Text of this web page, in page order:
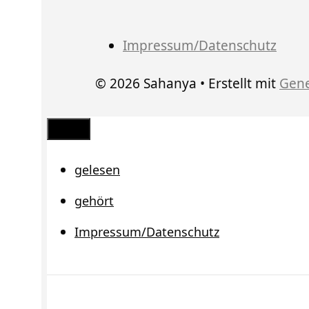
Impressum/Datenschutz
© 2026 Sahanya • Erstellt mit
gelesen
gehört
Impressum/Datenschutz